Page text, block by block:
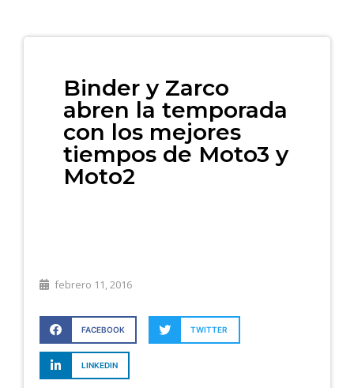
Binder y Zarco
abren la temporada
con los mejores
tiempos de Moto3 y
Moto2
febrero 11, 2016
FACEBOOK TWITTER
LINKEDIN